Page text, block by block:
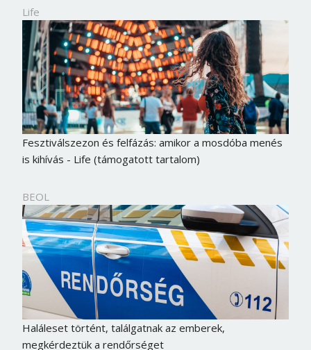
Life
Fesztiválszezon és felfázás: amikor a mosdóba menés
is kihívás - Life (támogatott tartalom)
BEOL
Haláleset történt, találgatnak az emberek,
megkérdeztük a rendőrséget